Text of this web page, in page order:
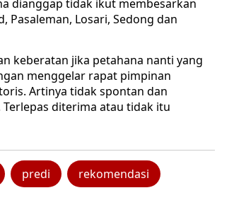
dianggap tidak ikut membesarkan
Pasaleman, Losari, Sedong dan
keberatan jika petahana nanti yang
menggelar rapat pimpinan
Artinya tidak spontan dan
diterima atau tidak itu
predi rekomendasi